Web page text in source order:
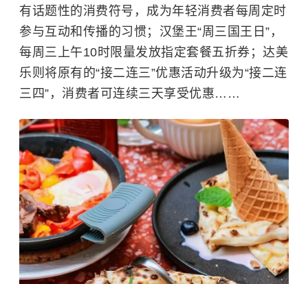
有话题性的消费符号，成为年轻消费者每周定时
参与互动和传播的习惯；汉堡王“周三国王日”，
每周三上午10时限量发放指定套餐五折券；达美
乐则将原有的“接二连三”优惠活动升级为“接二连
三四”，消费者可连续三天享受优惠……